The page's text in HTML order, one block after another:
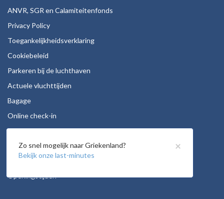
ANVR, SGR en Calamiteitenfonds
Privacy Policy
Toegankelijkheidsverklaring
Cookiebeleid
Parkeren bij de luchthaven
Actuele vluchttijden
Bagage
Online check-in
Stoelreservering
Autohuur
Vacatures
Openingstijden
×
Zo snel mogelijk naar Griekenland?
Bekijk onze last-minutes